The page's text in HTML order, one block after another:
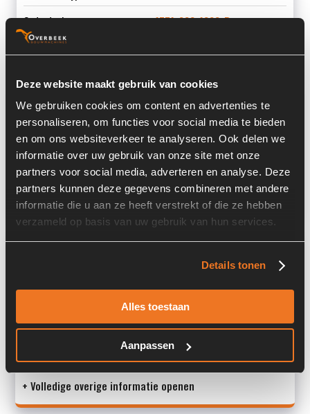
Deze website maakt gebruik van cookies
We gebruiken cookies om content en advertenties te
personaliseren, om functies voor social media te bieden
en om ons websiteverkeer te analyseren. Ook delen we
informatie over uw gebruik van onze site met onze
partners voor social media, adverteren en analyse. Deze
partners kunnen deze gegevens combineren met andere
informatie die u aan ze heeft verstrekt of die ze hebben
verzameld op basis van uw gebruik van hun services.
Details tonen
Alles toestaan
Aanpassen
Onderdeel nummer:
1771-002-1000-B
Locatie:
4C4J
Past op de volgende machines:
Komatsu WA 320 - 5H
Land:
Nederland
Overige informatie
Brand: Komatsu
Type 2: WA 320 - 5H
+ Volledige overige informatie openen